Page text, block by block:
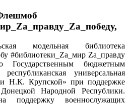
модельная библиотека
#библиотеки_Zа_мир Zа_правду
Государственным бюджетным
универсальная
Н.К. Крупской» при поддержке
Народной Республики.
поддержку военнослужащих